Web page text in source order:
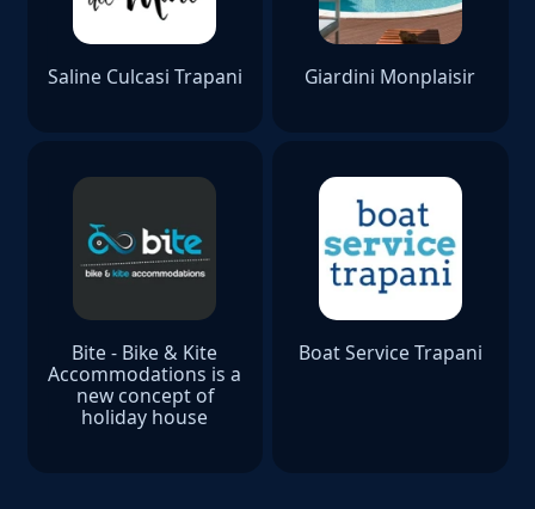
Saline Culcasi Trapani Giardini Monplaisir
Bite - Bike & Kite
Accommodations is a
new concept of
holiday house
Boat Service Trapani